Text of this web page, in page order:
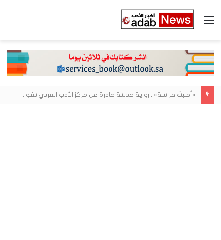
القائمة
«أحببتُ فراشة».. رواية حديثة صادرة عن مركز الأدب العربي تغوص في هشاشة الحب وصراعات الذات